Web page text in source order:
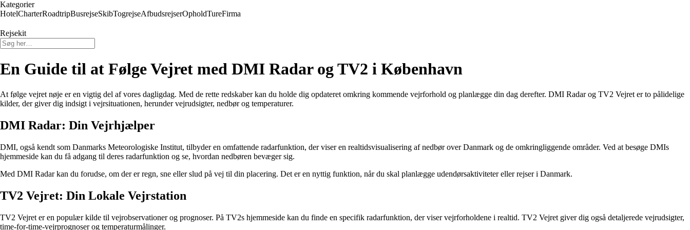
Kategorier
HotelCharterRoadtripBusrejseSkibTogrejseAfbudsrejserOpholdTureFirma
Rejsekit
En Guide til at Følge Vejret med DMI Radar og TV2 i København
At følge vejret nøje er en vigtig del af vores dagligdag. Med de rette redskaber kan du holde dig opdateret omkring kommende vejrforhold og planlægge din dag derefter. DMI Radar og TV2 Vejret er to pålidelige
kilder, der giver dig indsigt i vejrsituationen, herunder vejrudsigter, nedbør og temperaturer.
DMI Radar: Din Vejrhjælper
DMI, også kendt som Danmarks Meteorologiske Institut, tilbyder en omfattende radarfunktion, der viser en realtidsvisualisering af nedbør over Danmark og de omkringliggende områder. Ved at besøge DMIs
hjemmeside kan du få adgang til deres radarfunktion og se, hvordan nedbøren bevæger sig.
Med DMI Radar kan du forudse, om der er regn, sne eller slud på vej til din placering. Det er en nyttig funktion, når du skal planlægge udendørsaktiviteter eller rejser i Danmark.
TV2 Vejret: Din Lokale Vejrstation
TV2 Vejret er en populær kilde til vejrobservationer og prognoser. På TV2s hjemmeside kan du finde en specifik radarfunktion, der viser vejrforholdene i realtid. TV2 Vejret giver dig også detaljerede vejrudsigter,
time-for-time-vejrprognoser og temperaturmålinger.